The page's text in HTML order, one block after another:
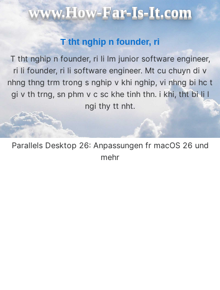
www.How-Far-Is-It.com
T tht nghip n founder, ri
T tht nghip n founder, ri li lm junior software engineer,
ri li founder, ri li software engineer. Mt cu chuyn di v
nhng thng trm trong s nghip v khi nghip, vi nhng bi hc t
gi v th trng, sn phm v c sc khe tinh thn. i khi, tht bi li l
ngi thy tt nht.
Parallels Desktop 26: Anpassungen fr macOS 26 und
mehr